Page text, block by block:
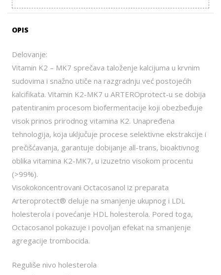
OPIS
Delovanje:
Vitamin K2 – MK7 sprečava taloženje kalcijuma u krvnim
sudovima i snažno utiče na razgradnju već postojećih
kalcifikata. Vitamin K2-MK7 u ARTEROprotect-u se dobija
patentiranim procesom biofermentacije koji obezbeđuje
visok prinos prirodnog vitamina K2. Unapređena
tehnologija, koja uključuje procese selektivne ekstrakcije i
prečišćavanja, garantuje dobijanje all-trans, bioaktivnog
oblika vitamina K2-MK7, u izuzetno visokom procentu
(>99%).
Visokokoncentrovani Octacosanol iz preparata
Arteroprotect® deluje na smanjenje ukupnog i LDL
holesterola i povećanje HDL holesterola. Pored toga,
Octacosanol pokazuje i povoljan efekat na smanjenje
agregacije trombocida.
Reguliše nivo holesterola